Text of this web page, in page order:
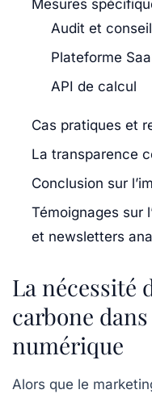
Mesures
Audit et conseil
Plateforme
API de calcul
Cas pratiques et
La transparence
Conclusion sur
Témoignages sur
et newsletters
La nécessité
carbone
numérique
Alors que le